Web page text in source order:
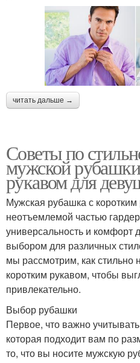
читать дальше →
Советы по
мужской
рукавом для
Мужская рубашка с коротким
неотъемлемой частью
универсальность и комфорт
выбором для различных
мы рассмотрим, как стильно
коротким рукавом, чтобы
привлекательно.
Выбор рубашки
Первое, что важно
которая подходит вам по
то, что вы носите мужскую